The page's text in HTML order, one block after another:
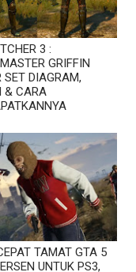
3 :
GRIFFIN
SET DIAGRAM,
& CARA
TAMAT GTA 5
UNTUK PS3,